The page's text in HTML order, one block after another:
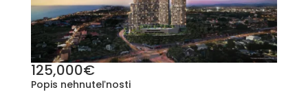
125,000€
Popis nehnuteľnosti